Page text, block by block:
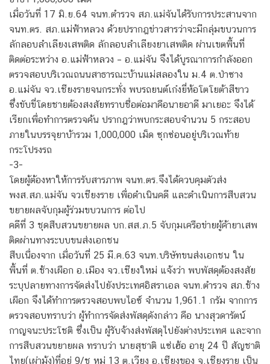
เมื่อวันที่ 17 มิ.ย.64 จนท.ตำรวจ สภ.แม่จันได้รับการประสานจาก
จนท.ตร. สภ.แม่ฟ้าหลวง ด้วยปรากฎข่าวสารว่าจะมีกลุ่มขบวนการ
ลักลอบลำเลียงเสพติด ลักลอบลำเลียงยาเสพติด ผ่านเขตพื้นที่
ติดต่อระหว่าง อ.แม่ฟ้าหลวง – อ.แม่จัน จึงได้บูรณาการกำลังออก
ตรวจสอบบริเวณถนนสาธารณะบ้านแม่สลองใน ม.4 ต.ป่าซาง
อ.แม่จัน จว.เชียงรายจนกระทั่ง พบรถยนต์เก๋งยี่ห้อโตโยต้าสีขาว
ซึ่งขับขี่โดยชายต้องสงสัยทราบชื่อต่อมาคือนายอาดี มาเยอะ จึงได้
เรียกเพื่อทำการตรวจค้น ปรากฎว่าพบกระสอบจำนวน 5 กระสอบ
ภายในบรรจุยาบ้ารวม 1,000,000 เม็ด ซุกซ่อนอยู่บริเวณท้าย
กระโปรงรถ
-3-
โดยผู้ต้องหาให้การรับสารภาพ จนท.ตร.จึงได้ควบคุมตัวส่ง
พงส.สภ.แม่จัน จวเชียงราย เพื่อดำเนินคดี และดำเนินการสืบสวน
ขยายผลจับกุมผู้ร่วมขบวนการ ต่อไป
คดีที่ 3 ชุดสืบสวนขยายผล บก.สส.ภ.5 จับกุมเครือข่ายผู้ค้ายาเสพ
ติดผ่านทางระบบขนส่งเอกชน
สืบเนื่องจาก เมื่อวันที่ 25 มี.ค.63 จนท.บริษัทขนส่งเอกชน ใน
พื้นที่ ต.ช้างเผือก อ.เมือง จว.เชียงใหม่ แจ้งว่า พบพัสดุต้องสงสัย
ระบุปลายทางการจัดส่งไปยังประเทศอิสราเอล จนท.ตำรวจ สภ.ช้าง
เผือก จึงได้ทำการตรวจสอบพบไอซ์ จำนวน 1,961.1 กรัม จากการ
ตรวจสอบทราบว่า ผู้ทำการจัดส่งพัสดุดังกล่าว คือ นางสุวดารัตน์
กาญจนะประโชติ ซึ่งเป็น ผู้รับจ้างส่งพัสดุไปยังต่างประเทศ และจาก
การสืบสวนขยายผล ทราบว่า นายสุชาติ แซ่เฮ้อ อายุ 24 ปี สัญชาติ
ไทย(เผ่าม้ง)ที่อยู่ 9/ช หมู่ 13 ต.เวียง อ.เชียงของ จ.เชียงราย เป็น